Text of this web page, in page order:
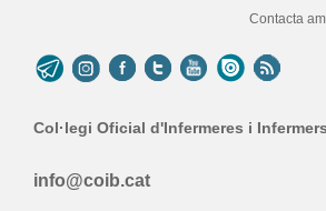
Contacta
Col·legi Oficial d'Infermeres i
info@coib.cat